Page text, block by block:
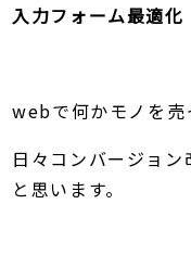
入力フォーム最適化
webで何かモノを売
日々コンバージョ
と思います。